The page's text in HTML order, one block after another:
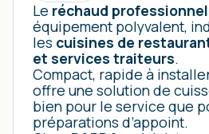
Le réchaud professionnel
équipement polyvalent,
les cuisines de
et services traiteurs.
Compact, rapide à
offre une solution de
bien pour le service que
préparations d’appoint.